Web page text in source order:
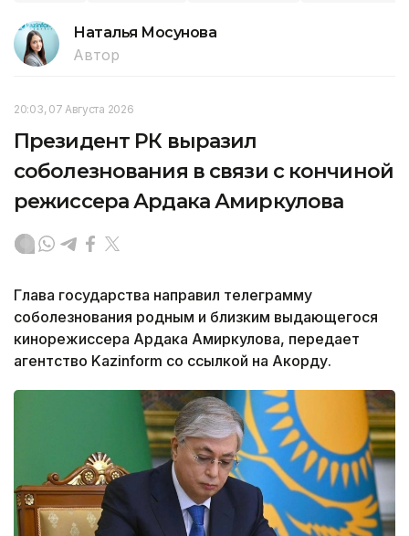
Наталья Мосунова
Автор
20:03, 07 Августа 2026
Президент РК выразил
соболезнования в связи с кончиной
режиссера Ардака Амиркулова
Глава государства направил телеграмму
соболезнования родным и близким выдающегося
кинорежиссера Ардака Амиркулова, передает
агентство Kazinform со ссылкой на Акорду.